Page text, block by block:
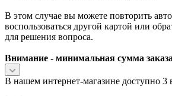
В этом случае вы можете повторить
воспользоваться другой картой или
для решения вопроса.
Внимание - минимальная сумма
В нашем интернет-магазине доступно 3